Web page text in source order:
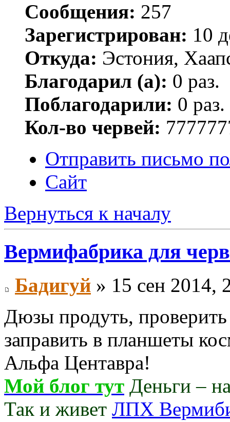
Сообщения: 257
Зарегистрирован: 10
Откуда: Эстония,
Благодарил (а): 0 раз.
Поблагодарили: 0 раз.
Кол-во червей:
Отправить письмо
Сайт
Вернуться к началу
Вермифабрика для
Бадигуй » 15 сен 2014,
Дюзы продуть,
заправить в планшеты
Альфа Центавра!
Мой блог тут Деньги –
Так и живет ЛПХ